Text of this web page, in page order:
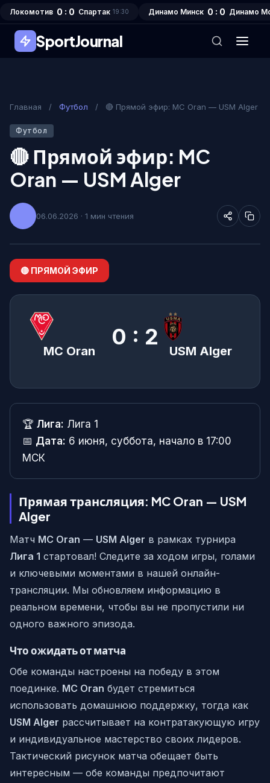
Локомотив 0 : 0 Спартак 19:30 Динамо Минск 0 : 0 Динамо
SportJournal
Главная / Футбол / 🔴 Прямой эфир: MC Oran — USM Alger
Футбол
🔴 Прямой эфир: MC
Oran — USM Alger
06.06.2026 · 1 мин чтения
🔴 ПРЯМОЙ ЭФИР
MC Oran
0 : 2
USM Alger
🏆 Лига: Лига 1
📅 Дата: 6 июня, суббота, начало в 17:00
МСК
Прямая трансляция: MC Oran — USM
Alger
Матч MC Oran — USM Alger в рамках турнира
Лига 1 стартовал! Следите за ходом игры, голами
и ключевыми моментами в нашей онлайн-
трансляции. Мы обновляем информацию в
реальном времени, чтобы вы не пропустили ни
одного важного эпизода.
Что ожидать от матча
Обе команды настроены на победу в этом
поединке. MC Oran будет стремиться
использовать домашнюю поддержку, тогда как
USM Alger рассчитывает на контратакующую игру
и индивидуальное мастерство своих лидеров.
Тактический рисунок матча обещает быть
интересным — обе команды предпочитают